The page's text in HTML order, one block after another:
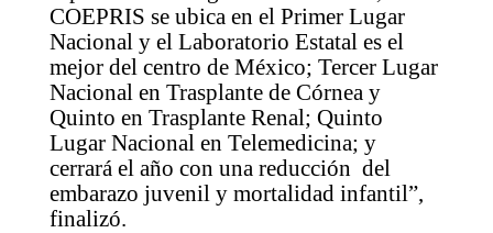
COEPRIS se ubica en el Primer Lugar
Nacional y el Laboratorio Estatal es el
mejor del centro de México; Tercer Lugar
Nacional en Trasplante de Córnea y
Quinto en Trasplante Renal; Quinto
Lugar Nacional en Telemedicina; y
cerrará el año con una reducción del
embarazo juvenil y mortalidad infantil”,
finalizó.